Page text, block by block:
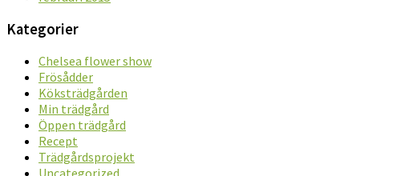
Kategorier
Chelsea flower show
Frösådder
Köksträdgården
Min trädgård
Öppen trädgård
Recept
Trädgårdsprojekt